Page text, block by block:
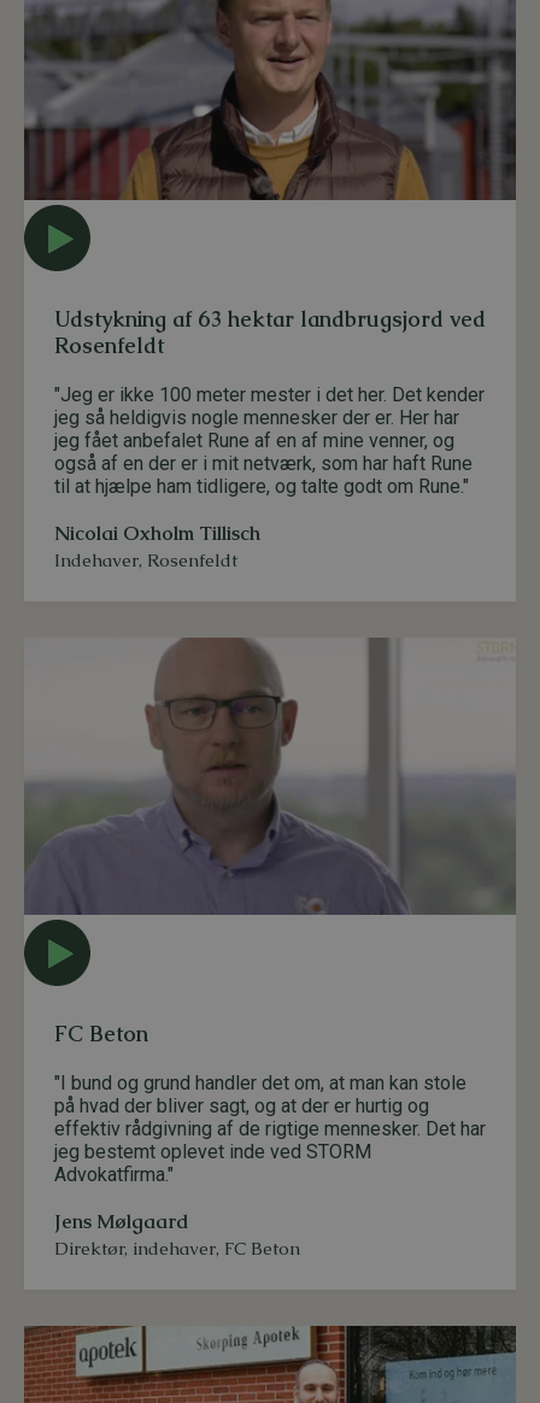
Udstykning af 63 hektar landbrugsjord ved
Rosenfeldt
"Jeg er ikke 100 meter mester i det her. Det kender
jeg så heldigvis nogle mennesker der er. Her har
jeg fået anbefalet Rune af en af mine venner, og
også af en der er i mit netværk, som har haft Rune
til at hjælpe ham tidligere, og talte godt om Rune."
Nicolai Oxholm Tillisch
Indehaver, Rosenfeldt
FC Beton
"I bund og grund handler det om, at man kan stole
på hvad der bliver sagt, og at der er hurtig og
effektiv rådgivning af de rigtige mennesker. Det har
jeg bestemt oplevet inde ved STORM
Advokatfirma."
Jens Mølgaard
Direktør, indehaver, FC Beton